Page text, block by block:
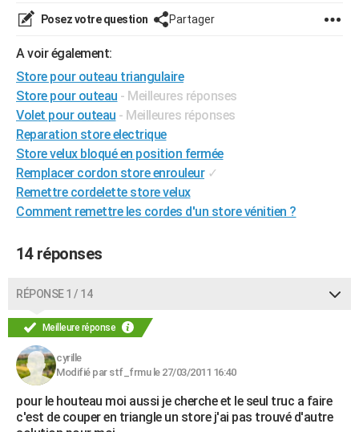
Alimentation
Guide de la santé
Maladies
Médicaments
Sommeil
VOYAGE
Destinations
City break
Voyage nature
Voyage de noces
Forum
Climat
+
GUIDES D'ACHAT
BONS PLANS
CARTE DE VOEUX
Carte de Noël
Carte Bonne année
Carte Saint-Valentin
Carte Pâques
Carte d'anniversaire
DICTIONNAIRE
Dictionnaire
Biographies
Citations
Expressions
Proverbes
COPAINS D'AVANT
S'inscrire
Se connecter
Lycées
Collèges
Primaires
Universités
Entreprises
Service militaire
Avis de recherche
AVIS DE DÉCÈS
FORUM
Bricolage
Lifestyle
Culture
Sport
Auto
Television
Voyage
Cinema
Posez votre question Partager
A voir également:
Store pour outeau triangulaire
Store pour outeau - Meilleures réponses
Volet pour outeau - Meilleures réponses
Reparation store electrique
Store velux bloqué en position fermée
Remplacer cordon store enrouleur ✓
Remettre cordelette store velux
Comment remettre les cordes d'un store vénitien ?
14 réponses
RÉPONSE 1 / 14
Meilleure réponse
cyrille
Modifié par stf_frmu le 27/03/2011 16:40
pour le houteau moi aussi je cherche et le seul truc a faire
c'est de couper en triangle un store j'ai pas trouvé d'autre